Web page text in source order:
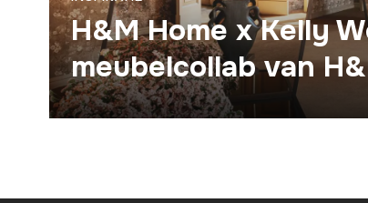
H&M Home x Kelly
meubelcollab van